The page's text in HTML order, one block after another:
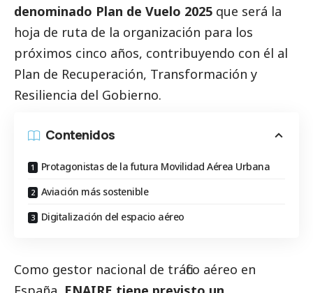
denominado Plan de Vuelo 2025 que será la
hoja de ruta de la organización para los
próximos cinco años, contribuyendo con él al
Plan de Recuperación, Transformación y
Resiliencia del Gobierno.
Contenidos
Protagonistas de la futura Movilidad Aérea Urbana
Aviación más sostenible
Digitalización del espacio aéreo
Como gestor nacional de tráfico aéreo en